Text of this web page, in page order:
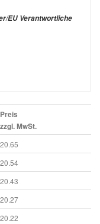
EU Verantwortliche
Preis
zzgl. MwSt.
20.65
20.54
20.43
20.27
20.22